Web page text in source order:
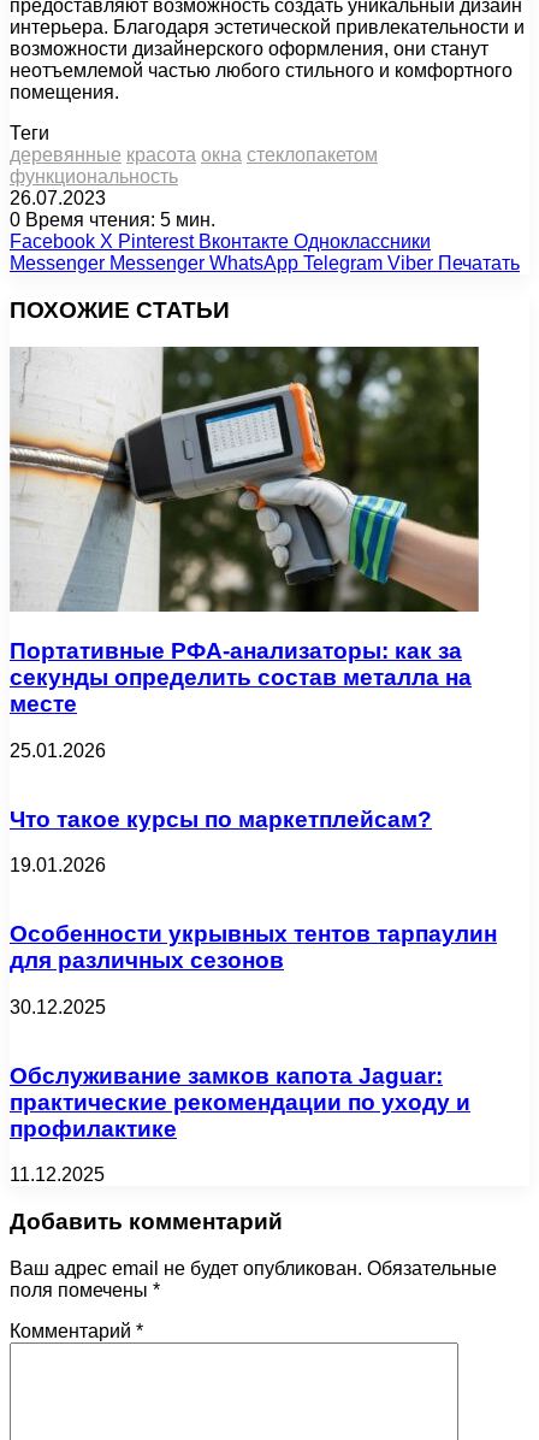
предоставляют возможность создать уникальный дизайн
интерьера. Благодаря эстетической привлекательности и
возможности дизайнерского оформления, они станут
неотъемлемой частью любого стильного и комфортного
помещения.
Теги
деревянные красота окна стеклопакетом
функциональность
26.07.2023
0 Время чтения: 5 мин.
Facebook X Pinterest Вконтакте Одноклассники
Messenger Messenger WhatsApp Telegram Viber Печатать
ПОХОЖИЕ СТАТЬИ
Портативные РФА-анализаторы: как за
секунды определить состав металла на
месте
25.01.2026
Что такое курсы по маркетплейсам?
19.01.2026
Особенности укрывных тентов тарпаулин
для различных сезонов
30.12.2025
Обслуживание замков капота Jaguar:
практические рекомендации по уходу и
профилактике
11.12.2025
Добавить комментарий
Ваш адрес email не будет опубликован. Обязательные
поля помечены *
Комментарий *